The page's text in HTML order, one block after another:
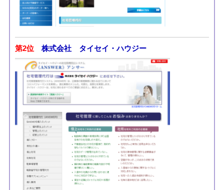
第2位 株式会社 タイセイ・ハウジー